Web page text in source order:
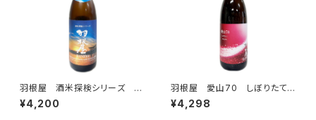
羽根屋 酒米探検シリーズ 純
米吟醸 八反錦 生酒 1800
ml
¥4,200
羽根屋 愛山70 しぼりたて
1800ml
¥4,298